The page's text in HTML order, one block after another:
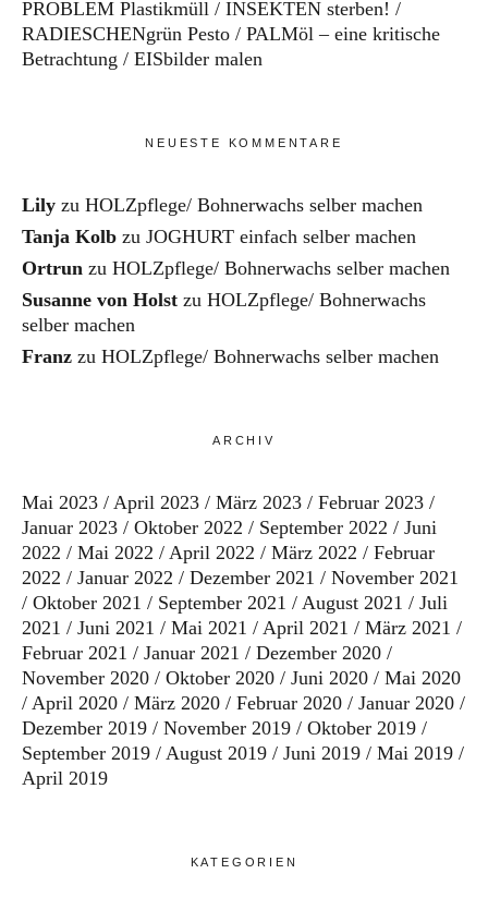
PROBLEM Plastikmüll
INSEKTEN sterben!
RADIESCHENgrün Pesto
PALMöl – eine kritische
Betrachtung
EISbilder malen
NEUESTE KOMMENTARE
Lily zu HOLZpflege/ Bohnerwachs selber machen
Tanja Kolb zu JOGHURT einfach selber machen
Ortrun zu HOLZpflege/ Bohnerwachs selber machen
Susanne von Holst zu HOLZpflege/ Bohnerwachs
selber machen
Franz zu HOLZpflege/ Bohnerwachs selber machen
ARCHIV
Mai 2023 April 2023 März 2023
Februar 2023
Januar 2023
Oktober 2022 September 2022
Juni
2022
Mai 2022 April 2022 März 2022
Februar
2022
Januar 2022 Dezember 2021
November 2021
Oktober 2021
September 2021 August 2021
Juli
2021
Juni 2021 Mai 2021 April 2021
März 2021
Februar 2021
Januar 2021
Dezember 2020
November 2020
Oktober 2020 Juni 2020
Mai 2020
April 2020
März 2020 Februar 2020
Januar 2020
Dezember 2019
November 2019
Oktober 2019
September 2019
August 2019 Juni 2019
Mai 2019
April 2019
KATEGORIEN